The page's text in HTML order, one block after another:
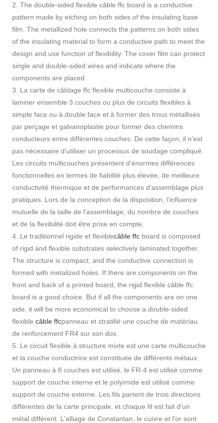
2. The double-sided flexible câble ffc board is a conductive
pattern made by etching on both sides of the insulating base
film. The metallized hole connects the patterns on both sides
of the insulating material to form a conductive path to meet the
design and use function of flexibility. The cover film can protect
single and double-sided wires and indicate where the
components are placed.
3. La carte de câblage ffc flexible multicouche consiste à
laminer ensemble 3 couches ou plus de circuits flexibles à
simple face ou à double face et à former des trous métallisés
par perçage et galvanoplastie pour former des chemins
conducteurs entre différentes couches. De cette façon, il n'est
pas nécessaire d'utiliser un processus de soudage compliqué.
Les circuits multicouches présentent d'énormes différences
fonctionnelles en termes de fiabilité plus élevée, de meilleure
conductivité thermique et de performances d'assemblage plus
pratiques. Lors de la conception de la disposition, l'influence
mutuelle de la taille de l'assemblage, du nombre de couches
et de la flexibilité doit être prise en compte.
4. Le traditionnel rigide et flexiblecâble ffc board is composed
of rigid and flexible substrates selectively laminated together.
The structure is compact, and the conductive connection is
formed with metalized holes. If there are components on the
front and back of a printed board, the rigid flexible câble ffc
board is a good choice. But if all the components are on one
side, it will be more economical to choose a double-sided
flexible câble ffcpanneau et stratifié une couche de matériau
de renforcement FR4 sur son dos.
5. Le circuit flexible à structure mixte est une carte multicouche
et la couche conductrice est constituée de différents métaux.
Un panneau à 8 couches est utilisé, le FR-4 est utilisé comme
support de couche interne et le polyimide est utilisé comme
support de couche externe. Les fils partent de trois directions
différentes de la carte principale, et chaque fil est fait d'un
métal différent. L'alliage de Constantan, le cuivre et l'or sont